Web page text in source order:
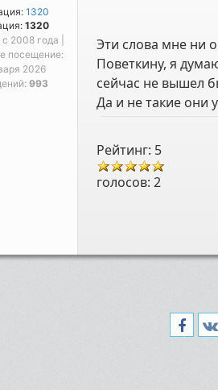
1320
1320
с 2008 года |
посещение:
2026
993
Эти слова мне ни
Поветкину, я
сейчас не вышел
Да и не такие они
Рейтинг: 5
голосов: 2